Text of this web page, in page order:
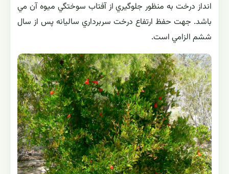
انداز درخت به منظور جلوگيري از آفتاب سوختگي ميوه آن مي
باشد. جهت حفظ ارتفاع درخت سربرداري ساليانه پس از سال
ششم الزامي است.